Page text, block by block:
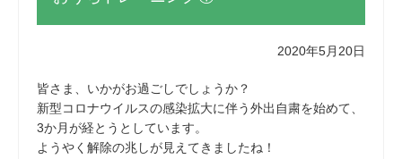
2020年5月20日
皆さま、いかがお過ごしでしょうか？
新型コロナウイルスの感染拡大に伴う外出自粛を始めて、
3か月が経とうとしています。
ようやく解除の兆しが見えてきましたね！